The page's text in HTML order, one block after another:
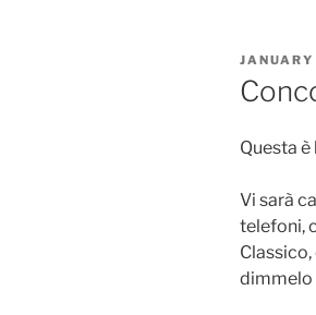
POSTED
ON
Questa è
Vi sarà
telefoni,
dimmelo